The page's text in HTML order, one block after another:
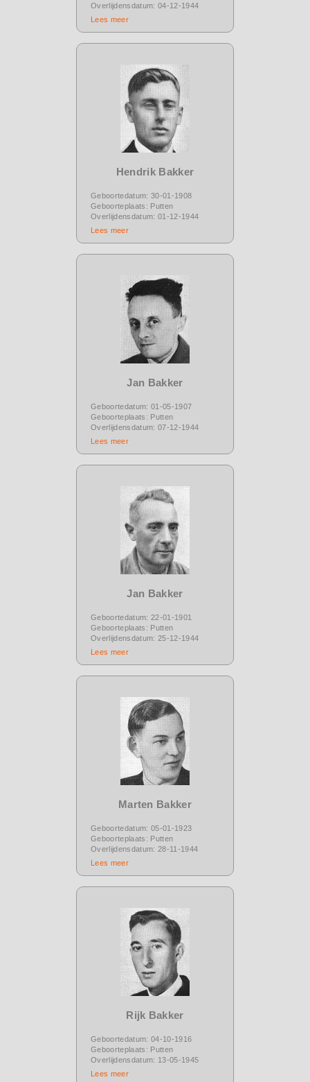
Overlijdensdatum: 04-12-1944
Lees meer
Hendrik Bakker
Geboortedatum: 30-01-1908
Geboorteplaats: Putten
Overlijdensdatum: 01-12-1944
Lees meer
Jan Bakker
Geboortedatum: 01-05-1907
Geboorteplaats: Putten
Overlijdensdatum: 07-12-1944
Lees meer
Jan Bakker
Geboortedatum: 22-01-1901
Geboorteplaats: Putten
Overlijdensdatum: 25-12-1944
Lees meer
Marten Bakker
Geboortedatum: 05-01-1923
Geboorteplaats: Putten
Overlijdensdatum: 28-11-1944
Lees meer
Rijk Bakker
Geboortedatum: 04-10-1916
Geboorteplaats: Putten
Overlijdensdatum: 13-05-1945
Lees meer